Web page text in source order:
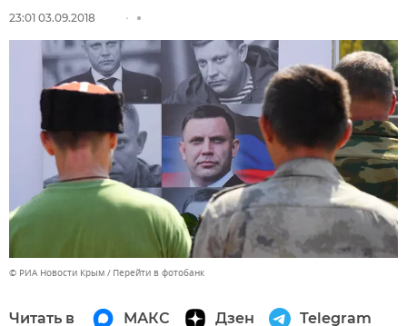
23:01 03.09.2018
© РИА Новости Крым Перейти в фотобанк
Читать в МАКС Дзен Telegram